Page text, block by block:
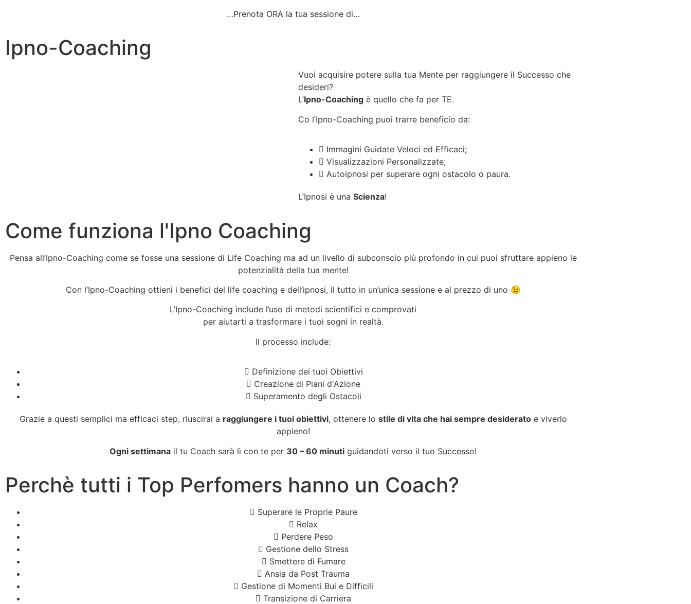
…Prenota ORA la tua sessione di…
Ipno-Coaching
Vuoi acquisire potere sulla tua Mente per raggiungere il Successo che
desideri?
L’Ipno-Coaching è quello che fa per TE.
Co l’Ipno-Coaching puoi trarre beneficio da:
Immagini Guidate Veloci ed Efficaci;
Visualizzazioni Personalizzate;
Autoipnosi per superare ogni ostacolo o paura.
L’Ipnosi è una Scienza!
Come funziona l'Ipno Coaching
Pensa all’Ipno-Coaching come se fosse una sessione di Life Coaching ma ad un livello di subconscio più profondo in cui puoi sfruttare appieno le
potenzialità della tua mente!
Con l’Ipno-Coaching ottieni i benefici del life coaching e dell’ipnosi, il tutto in un’unica sessione e al prezzo di uno 😉
L’Ipno-Coaching include l’uso di metodi scientifici e comprovati
per aiutarti a trasformare i tuoi sogni in realtà.
Il processo include:
Definizione dei tuoi Obiettivi
Creazione di Piani d'Azione
Superamento degli Ostacoli
Grazie a questi semplici ma efficaci step, riuscirai a raggiungere i tuoi obiettivi, ottenere lo stile di vita che hai sempre desideratoe viverlo
appieno!
Ogni settimana il tu Coach sarà lì con te per 30 – 60 minuti guidandoti verso il tuo Successo!
Perchè tutti i Top Perfomers hanno un Coach?
Superare le Proprie Paure
Relax
Perdere Peso
Gestione dello Stress
Smettere di Fumare
Ansia da Post Trauma
Gestione di Momenti Bui e Difficili
Transizione di Carriera